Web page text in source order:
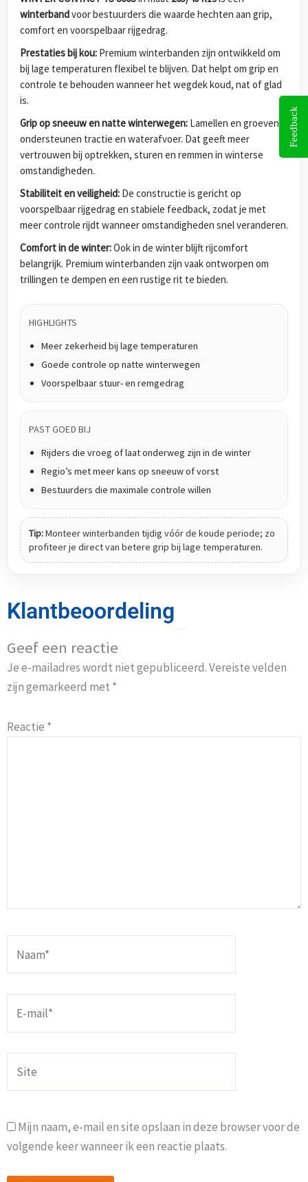
winterbandvoor bestuurders die waarde hechten aan grip,
comfort en voorspelbaar rijgedrag.
Prestaties bij kou: Premium winterbanden zijn ontwikkeld om
bij lage temperaturen flexibel te blijven. Dat helpt om grip en
controle te behouden wanneer het wegdek koud, nat of glad
is.
Grip op sneeuw en natte winterwegen: Lamellen en groeven
ondersteunen tractie en waterafvoer. Dat geeft meer
vertrouwen bij optrekken, sturen en remmen in winterse
omstandigheden.
Stabiliteit en veiligheid: De constructie is gericht op
voorspelbaar rijgedrag en stabiele feedback, zodat je met
meer controle rijdt wanneer omstandigheden snel veranderen.
Comfort in de winter:Ook in de winter blijft rijcomfort
belangrijk. Premium winterbanden zijn vaak ontworpen om
trillingen te dempen en een rustige rit te bieden.
HIGHLIGHTS
Meer zekerheid bij lage temperaturen
Goede controle op natte winterwegen
Voorspelbaar stuur- en remgedrag
PAST GOED BIJ
Rijders die vroeg of laat onderweg zijn in de winter
Regio’s met meer kans op sneeuw of vorst
Bestuurders die maximale controle willen
Tip:Monteer winterbanden tijdig vóór de koude periode; zo
profiteer je direct van betere grip bij lage temperaturen.
Klantbeoordeling
Geef een reactie
Je e-mailadres wordt niet gepubliceerd.Vereiste velden
zijn gemarkeerd met *
Reactie *
mail*
Mijn naam, e-mail en site opslaan in deze browser voor de
volgende keer wanneer ik een reactie plaats.
Feedback